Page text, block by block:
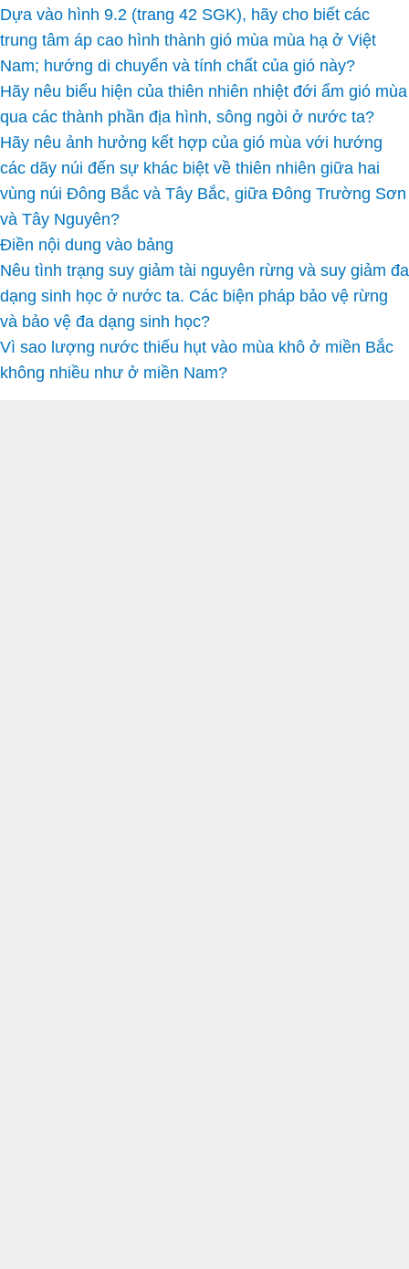
Dựa vào hình 9.2 (trang 42 SGK), hãy cho biết các
trung tâm áp cao hình thành gió mùa mùa hạ ở Việt
Nam; hướng di chuyển và tính chất của gió này?
Hãy nêu biểu hiện của thiên nhiên nhiệt đới ẩm gió mùa
qua các thành phần địa hình, sông ngòi ở nước ta?
Hãy nêu ảnh hưởng kết hợp của gió mùa với hướng
các dãy núi đến sự khác biệt về thiên nhiên giữa hai
vùng núi Đông Bắc và Tây Bắc, giữa Đông Trường Sơn
và Tây Nguyên?
Điền nội dung vào bảng
Nêu tình trạng suy giảm tài nguyên rừng và suy giảm đa
dạng sinh học ở nước ta. Các biện pháp bảo vệ rừng
và bảo vệ đa dạng sinh học?
Vì sao lượng nước thiếu hụt vào mùa khô ở miền Bắc
không nhiều như ở miền Nam?